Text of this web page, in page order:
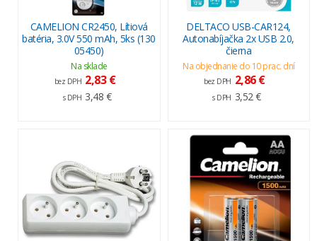
CAMELION CR2450, Lítiová
batéria, 3.0V 550 mAh, 5ks (130
05450)
Na sklade
bez DPH 2,83 €
s DPH 3,48 €
DELTACO USB-CAR124,
Autonabíjačka 2x USB 2.0,
čierna
Na objednanie do 10 prac. dní
bez DPH 2,86 €
s DPH 3,52 €